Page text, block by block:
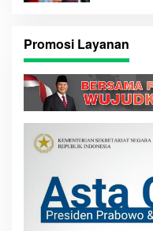
Promosi Layanan